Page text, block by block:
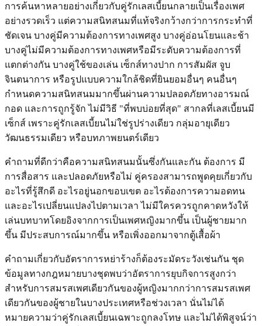
การค้นหาหลายอย่างเกี่ยวกับคู่รักเลสเบี้ยนกลายเป็นเรื่องเพศ
อย่างรวดเร็ว แต่ความสนิทสนมที่แท้จริงกว้างกว่าการกระทำที่
ชัดเจน บางคู่มีความต้องการทางเพศสูง บางคู่อ่อนโยนและช้า
บางคู่ไม่มีความต้องการทางเพศหรือมีระดับความต้องการที่
แตกต่างกัน บางคู่ใช้ของเล่น เซ็กส์ทางปาก การสัมผัส จูบ
จินตนาการ หรือรูปแบบความใกล้ชิดที่ยินยอมอื่นๆ คนอื่นๆ
กำหนดความสนิทสนมมากขึ้นผ่านความปลอดภัยทางอารมณ์
กอด และการถูกรู้จัก ไม่มีวิธี "ที่พบบ่อยที่สุด" สากลที่เลสเบี้ยนมี
เซ็กส์ เพราะคู่รักเลสเบี้ยนไม่ใช่รูปร่างเดียว กลุ่มอายุเดียว
วัฒนธรรมเดียว หรือบทภาพยนตร์เดียว
คำถามที่ดีกว่าคือความสนิทสนมนั้นซึ่งกันและกัน ต้องการ มี
การสื่อสาร และปลอดภัยหรือไม่ คู่ครองสามารถพูดคุยเกี่ยวกับ
อะไรที่รู้สึกดี อะไรอยู่นอกขอบเขต อะไรต้องการความอดทน
และอะไรเปลี่ยนแปลงไปตามเวลา ไม่มีใครควรถูกคาดหวังให้
เล่นบทบาทโดยอิงจากการเป็นเพศหญิงมากขึ้น เป็นผู้ชายมาก
ขึ้น มีประสบการณ์มากขึ้น หรือเพิ่งออกมาจากตู้เสื้อผ้า
คำถามเกี่ยวกับอัตราการหย่าร้างก็ต้องระมัดระวังเช่นกัน ชุด
ข้อมูลทางกฎหมายบางชุดพบว่าอัตราการยุบกิจการสูงกว่า
สำหรับการสมรสเพศเดียวกันของผู้หญิงมากกว่าการสมรสเพศ
เดียวกันของผู้ชายในบางประเทศหรือช่วงเวลา นั่นไม่ได้
หมายความว่าคู่รักเลสเบี้ยนเฉพาะถูกลงโทษ และไม่ได้พิสูจน์ว่า